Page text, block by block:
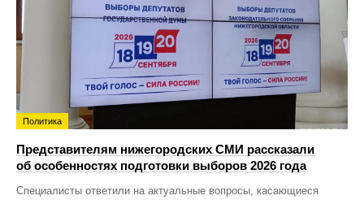
Политика
Представителям нижегородских СМИ рассказали
об особенностях подготовки выборов 2026 года
Специалисты ответили на актуальные вопросы, касающиеся